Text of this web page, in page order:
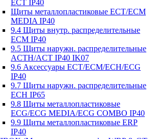
ECT IP40
Щиты металлопластиковые ECT/ECM
MEDIA IP40
9.4 Щиты внутр. распределительные
ECМ IP40
9.5 Щиты наружн. распределительные
ACTH/ACT IP40 IK07
9.6 Аксессуары ECT/ECM/ECH/ECG
IP40
9.7 Щиты наружн. распределительные
ECH IP65
9.8 Щиты металлопластиковые
ECG/ECG MEDIA/ECG COMBO IP40
9.9 Щиты металлопластиковые ERP
IP40